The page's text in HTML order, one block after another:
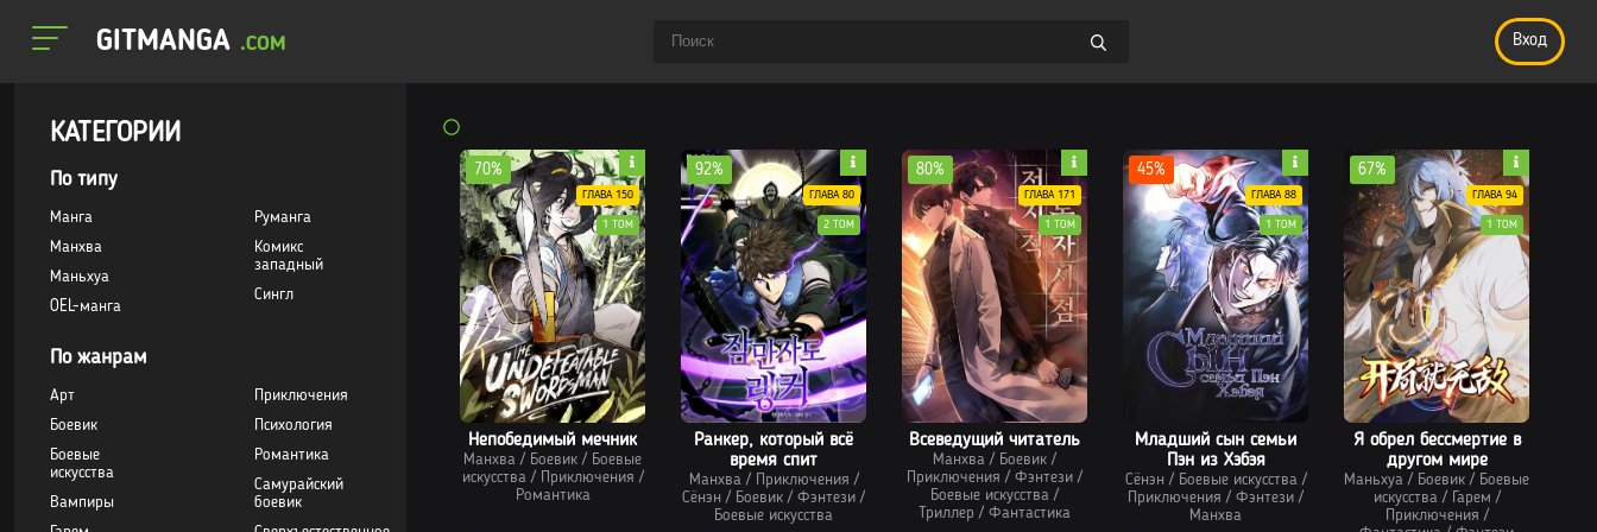
GITMANGA .COM Вход
Непобедимый мечник
Манхва / Боевик / Боевые
искусства/ Приключения /
Романтика
70%
ГЛАВА 150
1 ТОМ
Ранкер, который всё
время спит
Манхва/ Приключения /
Сёнэн / Боевик / Фэнтези /
Боевые искусства
92%
ГЛАВА 80
2 ТОМ
Всеведущий читатель
Манхва / Боевик /
Приключения / Фэнтези /
Боевые искусства /
Триллер / Фантастика
80%
ГЛАВА 171
1 ТОМ
Младший сын семьи
Пэн из Хэбэя
Сёнэн / Боевые искусства/
Приключения / Фэнтези /
Манхва
45%
ГЛАВА 88
1 ТОМ
Я обрел бессмертие в
другом мире
Маньхуа / Боевик / Боевые
искусства/ Гарем /
Приключения /
67%
ГЛАВА 94
1 ТОМ
КАТЕГОРИИ
По типу
Манга
Манхва
Маньхуа
OEL-манга
Руманга
Комикс
западный
Сингл
По жанрам
Арт
Боевик
Боевые
искусства
Вампиры
Приключения
Психология
Романтика
Самурайский
боевик